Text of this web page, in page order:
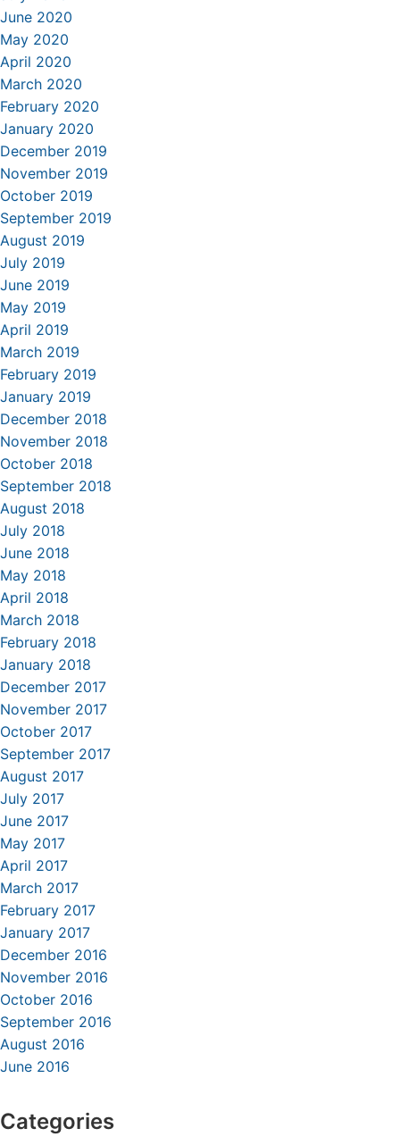
June 2020
May 2020
April 2020
March 2020
February 2020
January 2020
December 2019
November 2019
October 2019
September 2019
August 2019
July 2019
June 2019
May 2019
April 2019
March 2019
February 2019
January 2019
December 2018
November 2018
October 2018
September 2018
August 2018
July 2018
June 2018
May 2018
April 2018
March 2018
February 2018
January 2018
December 2017
November 2017
October 2017
September 2017
August 2017
July 2017
June 2017
May 2017
April 2017
March 2017
February 2017
January 2017
December 2016
November 2016
October 2016
September 2016
August 2016
June 2016
Categories